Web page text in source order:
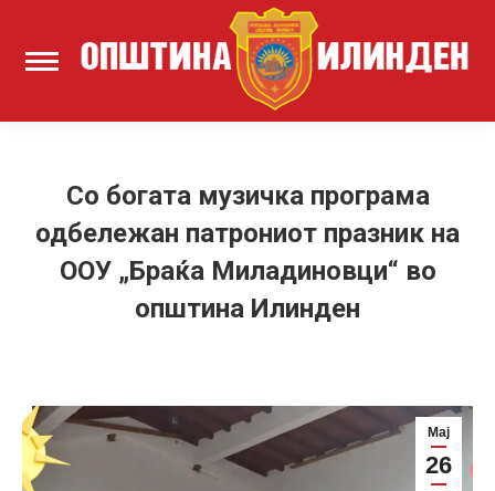
Со богата музичка програма
одбележан патрониот празник на
ООУ „Браќа Миладиновци“ во
општина Илинден
Мај
26